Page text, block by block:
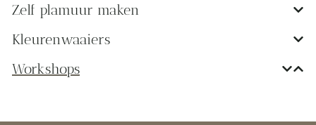
Zelf plamuur maken
Kleurenwaaiers
Workshops